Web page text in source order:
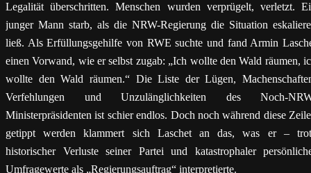
Legalität überschritten. Menschen wurden verprügelt, verletzt.
junger Mann starb, als die NRW-Regierung die Situation
ließ. Als Erfüllungsgehilfe von RWE suchte und fand Armin
einen Vorwand, wie er selbst zugab: „Ich wollte den Wald räumen,
wollte den Wald räumen.“ Die Liste der Lügen,
Verfehlungen und Unzulänglichkeiten des Noch-
Ministerpräsidenten ist schier endlos. Doch noch während diese
getippt werden klammert sich Laschet an das, was er –
historischer Verluste seiner Partei und katastrophaler
Umfragewerte als „Regierungsauftrag“ interpretierte.